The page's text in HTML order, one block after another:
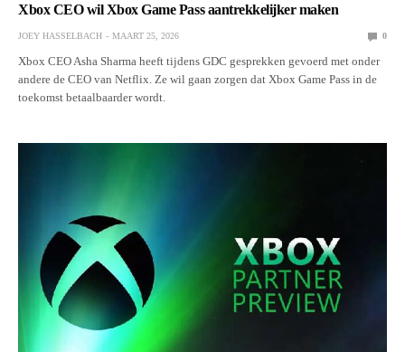
Xbox CEO wil Xbox Game Pass aantrekkelijker maken
JOEY HASSELBACH MAART 25, 2026 0
Xbox CEO Asha Sharma heeft tijdens GDC gesprekken gevoerd met onder
andere de CEO van Netflix. Ze wil gaan zorgen dat Xbox Game Pass in de
toekomst betaalbaarder wordt.